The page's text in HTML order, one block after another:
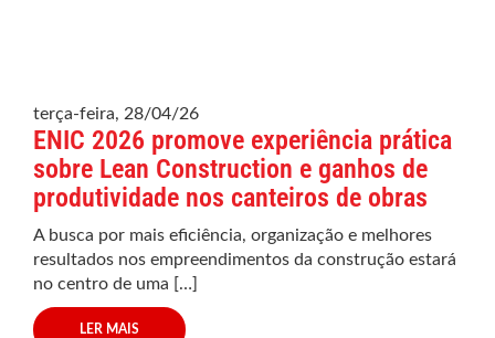
terça-feira, 28/04/26
ENIC 2026 promove experiência prática
sobre Lean Construction e ganhos de
produtividade nos canteiros de obras
A busca por mais eficiência, organização e melhores
resultados nos empreendimentos da construção estará
no centro de uma […]
LER MAIS